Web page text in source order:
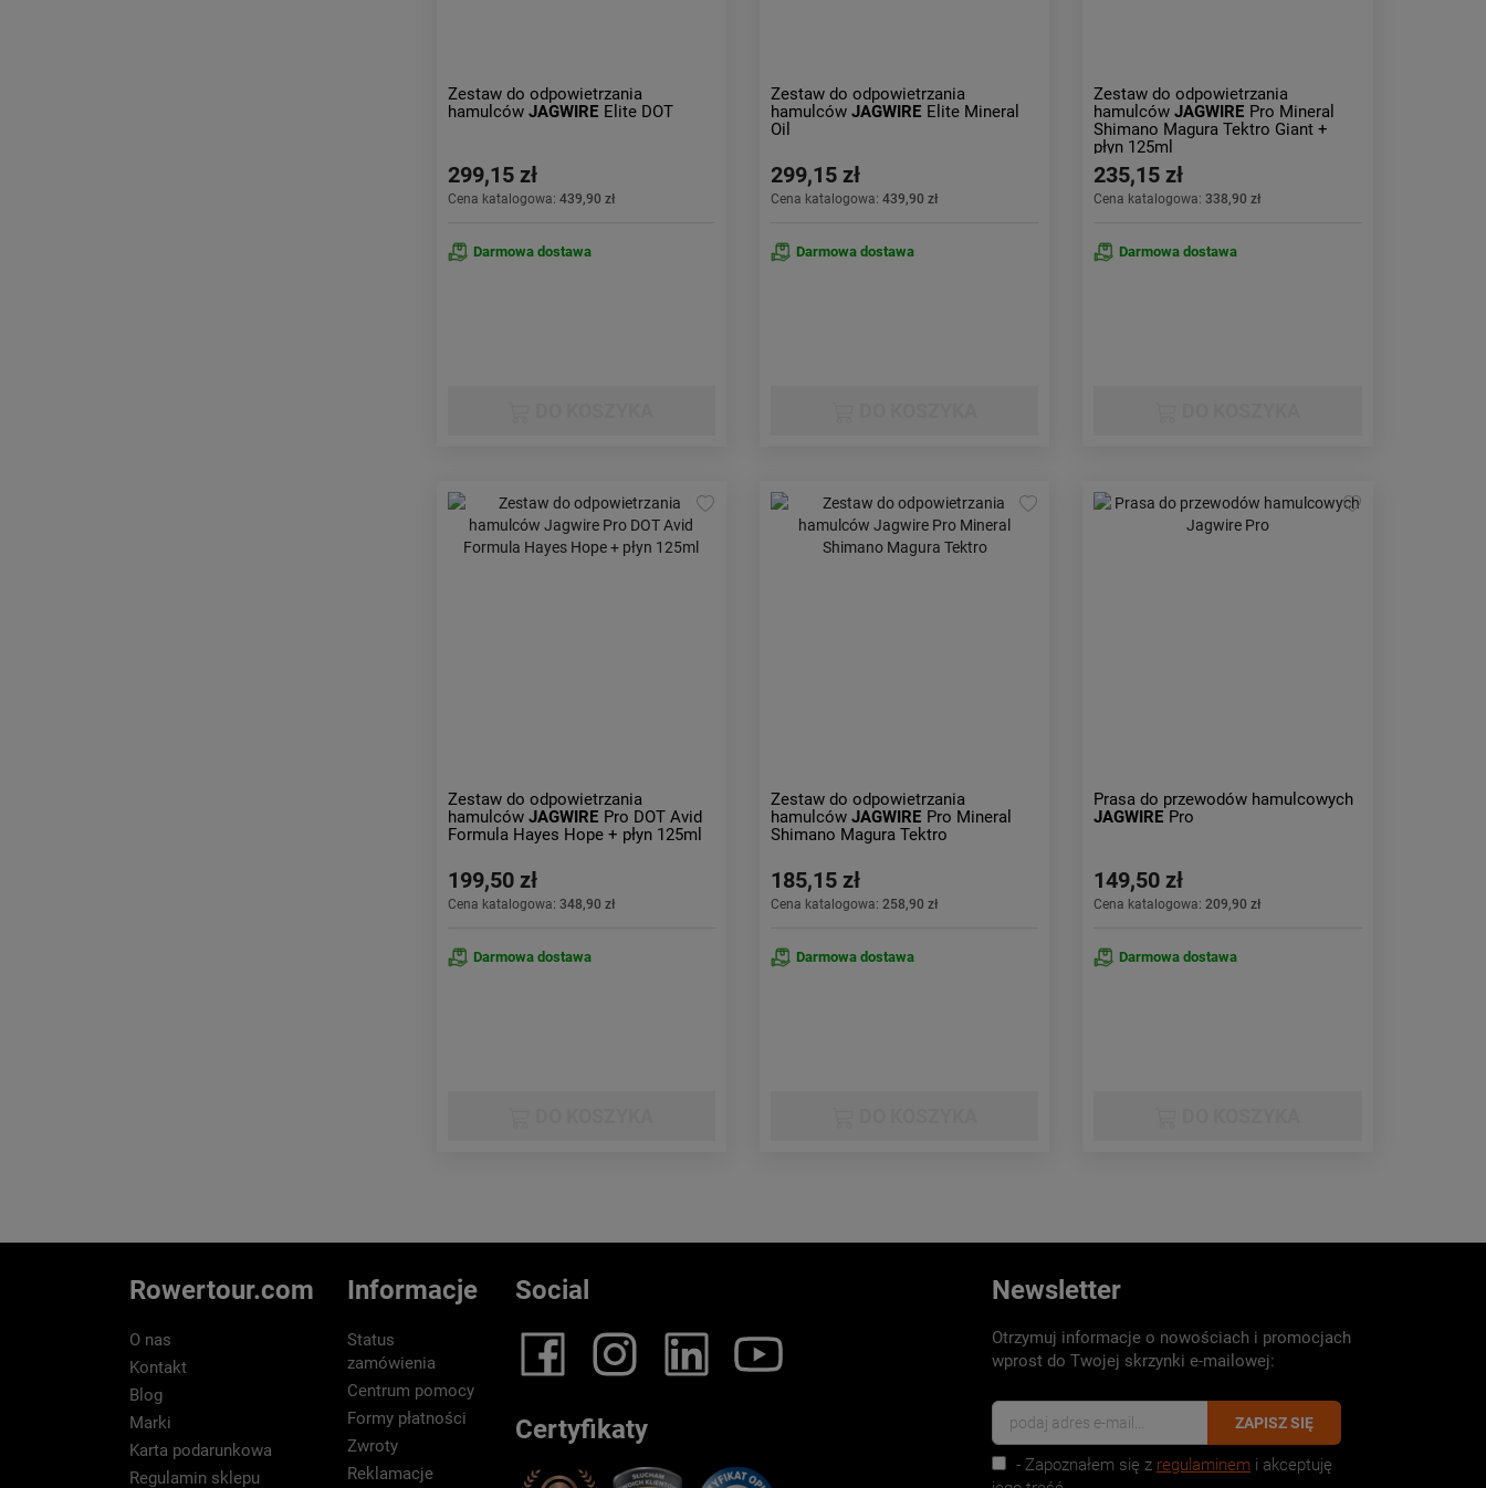
Zestaw do odpowietrzania
hamulców JAGWIRE Elite DOT
299,15 zł
Cena katalogowa: 439,90 zł
Darmowa dostawa
Zestaw do odpowietrzania
hamulców JAGWIRE Elite Mineral
Oil
299,15 zł
Cena katalogowa: 439,90 zł
Darmowa dostawa
Zestaw do odpowietrzania
hamulcówJAGWIRE Pro Mineral
Shimano Magura Tektro Giant +
płyn 125ml
235,15 zł
Cena katalogowa:338,90 zł
Darmowa dostawa
Zestaw do odpowietrzania
hamulców JAGWIRE Pro DOT Avid
Formula Hayes Hope + płyn 125ml
199,50 zł
Cena katalogowa: 348,90 zł
Darmowa dostawa
Zestaw do odpowietrzania
hamulców JAGWIRE Pro Mineral
Shimano Magura Tektro
185,15 zł
Cena katalogowa: 258,90 zł
Darmowa dostawa
Prasa do przewodów hamulcowych
JAGWIRE Pro
149,50 zł
Cena katalogowa:209,90 zł
Darmowa dostawa
Rowertour.com
O nas
Kontakt
Blog
Marki
Karta podarunkowa
Regulamin sklepu
Informacje
Status
zamówienia
Centrum pomocy
Formy płatności
Zwroty
Reklamacje
Social
Certyfikaty
Newsletter
Otrzymuj informacje o nowościach i promocjach
wprost do Twojej skrzynki e-mailowej:
ZAPISZ SIĘ
- Zapoznałem się z regulaminem i akceptuję